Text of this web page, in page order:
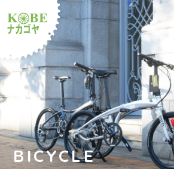
ルショップナカゴヤ
BICYCLE